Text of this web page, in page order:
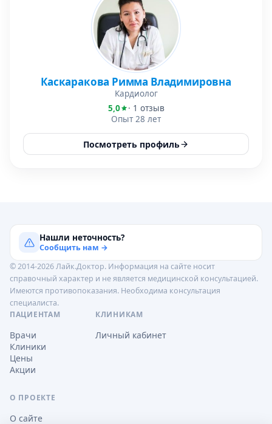
Каскаракова Римма Владимировна
Кардиолог
5,0
· 1 отзыв
Опыт 28 лет
Посмотреть профиль
Нашли неточность?
Сообщить нам →
© 2014-2026 Лайк.Доктор. Информация на сайте носит
справочный характер и не является медицинской консультацией.
Имеются противопоказания. Необходима консультация
специалиста.
ПАЦИЕНТАМ
Врачи
Клиники
Цены
Акции
КЛИНИКАМ
Личный кабинет
О ПРОЕКТЕ
О сайте